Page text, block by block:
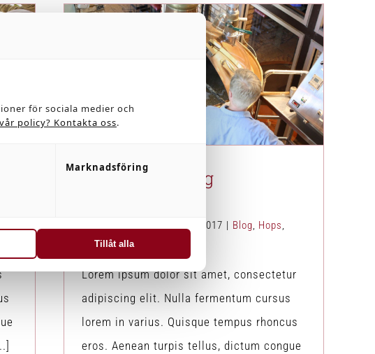
New Brewing Equipment
News
New Brewing
december 3rd, 2017 | Blog, Hops,
News
Lorem ipsum dolor sit amet, consectetur
adipiscing elit. Nulla fermentum cursus
lorem in varius. Quisque tempus rhoncus
eros. Aenean turpis tellus, dictum congue
för sociala medier och
policy? Kontakta oss.
Marknadsföring
Tillåt alla